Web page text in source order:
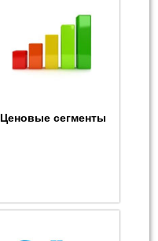
Ценовые сегменты